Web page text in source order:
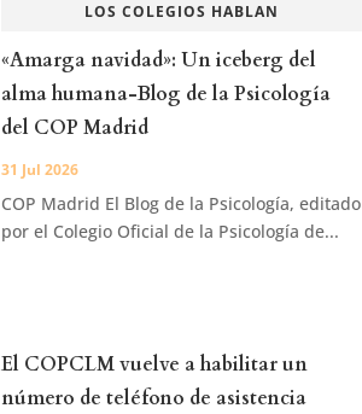
LOS COLEGIOS HABLAN
«Amarga navidad»: Un iceberg del
alma humana-Blog de la Psicología
del COP Madrid
31 Jul 2026
COP Madrid El Blog de la Psicología, editado
por el Colegio Oficial de la Psicología de...
El COPCLM vuelve a habilitar un
número de teléfono de asistencia